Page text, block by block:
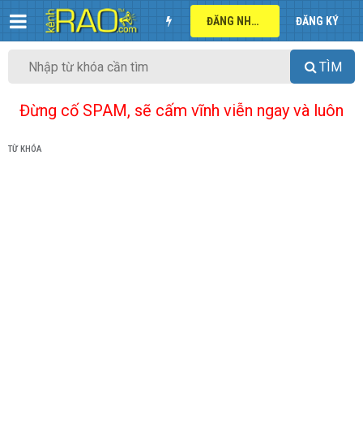
ĐĂNG NHẬP ĐĂNG KÝ
TÌM
Đừng cố SPAM, sẽ cấm vĩnh viễn ngay và luôn
TỪ KHÓA